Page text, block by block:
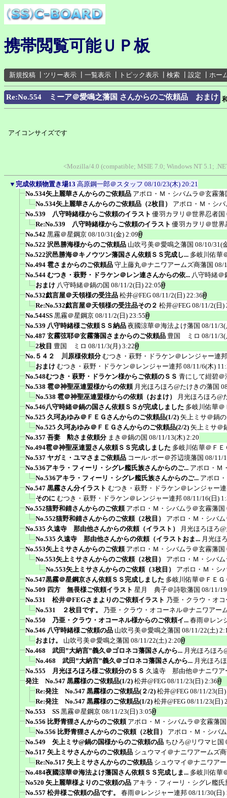
携帯閲覧可能ＵＰ板
新規投稿 ツリー表示 一覧表示 トピック表示 検索 設定 ホー
Re:No.554 ミーア＠愛鳴之藩国 さんからのご依頼品 おまけ
アイコンサイズです
<Mozilla/4.0 (compatible; MSIE 7.0; Windows NT 5.1;
▼ 完成依頼物置き場13 高原鋼一郎＠スタッフ 08/10/23(木) 20:21
No.534矢上麗華さんからのご依頼品 アポロ・Ｍ・シバムラ＠玄霧藩
No.534矢上麗華さんからのご依頼品（2枚目）
アポロ・Ｍ・シ
No.539 八守時緒様からご依頼のイラスト 優羽カヲリ＠世界忍者国
Re:No.539 八守時緒様からご依頼のイラスト 優羽カヲリ＠世界
No.542 黒霧＠星鋼京 08/10/31(金) 2:09
No.522 沢邑勝海様からのご依頼品 山吹弓美＠愛鳴之藩国 08/10/31(
No.522沢邑勝海＠キノウツン藩国さん依頼ＳＳ完成し... 多岐川佑華
No.494 雹さまからのご依頼品 守上藤丸＠ナニワアームズ商藩国 08/
No.544 むつき・萩野・ドラケン＠レン連さんからの依... 八守時緒＠
おまけ 八守時緒＠鍋の国 08/11/2(日) 22:05
No.532戯言屋＠天領様の受注品 松井@FEG 08/11/2(日) 22:36
Re:No.532戯言屋＠天領様の受注品その２ 松井@FEG 08/11/2(日)
No.544SS 黒霧＠星鋼京 08/11/2(日) 23:55
No.539 八守時緒様ご依頼ＳＳ納品 夜國涼華＠海法よけ藩国 08/11/3(
No.487 玄霧弦耶＠玄霧藩国さまからのご依頼品 豊国 ミロ 08/11/3(
2枚目 豊国 ミロ 08/11/3(月) 3:22
No.５４２ 川原様依頼分 むつき・萩野・ドラケン＠レンジャー連邦
おまけ むつき・萩野・ドラケン＠レンジャー連邦 08/11/6(木)
No.548むつき・萩野・ドラケン様からご依頼のＳＳ 青にして紺碧＠
No.538 雹＠神聖巫連盟様からの依頼 月光ほろほろ@たけきの藩国
No.538 雹＠神聖巫連盟様からの依頼（おまけ）
月光ほろほろ@
No.546八守時緒＠鍋の国さん依頼ＳＳが完成しました 多岐川佑華＠
No.525 久珂あゆみ＠ＦＥＧさんからのご依頼品(1/2) 矢上ミサ＠鍋
No.525 久珂あゆみ＠ＦＥＧさんからのご依頼品(2/2) 矢上ミサ＠
No.357 吾妻 勲さま依頼分 まき＠鍋の国 08/11/13(木) 2:20
No.494雹＠神聖巫連盟さん依頼ＳＳ完成しました 多岐川佑華＠ＦＥ
No.537 ヤガミ・ユマさまご依頼品 コール･ポー＠芥辺境藩国 08/11/
No.536アキラ・フィーリ・シグレ艦氏族さんからのご... アポロ・Ｍ
No.536アキラ・フィーリ・シグレ艦氏族さんからのご... アポロ
No.547 黒霧さん分イラスト むつき・萩野・ドラケン＠レンジャー
そのに むつき・萩野・ドラケン＠レンジャー連邦 08/11/16(日)
No.552猫野和錆さんからのご依頼 アポロ・Ｍ・シバムラ＠玄霧藩国
No.552猫野和錆さんからのご依頼（2枚目）
アポロ・Ｍ・シバ
No.535 久遠寺 那由他さんからの依頼（イラスト）
月光ほろほろ
No.535 久遠寺 那由他さんからの依頼（イラストおま... 月光ほ
No.553矢上ミサさんからのご依頼 アポロ・Ｍ・シバムラ＠玄霧藩国
No.553矢上ミサさんからのご依頼（2枚目）
アポロ・Ｍ・シバ
No.553矢上ミサさんからのご依頼（3枚目）
アポロ・Ｍ・シ
No.547黒霧＠星鋼京さん依頼ＳＳ完成しました 多岐川佑華＠ＦＥＧ
No.509 四方 無畏様ご依頼イラスト 星月 典子＠詩歌藩国 08/11/
No.531 松井＠FEGさまよりのご依頼イラスト 乃亜・クラウ・オ
No.531 ２枚目です。
乃亜・クラウ・オコーネル＠ナニワアー
No.550 乃亜・クラウ・オコーネル様からのご依頼イ... 春雨＠レン
No.546 八守時緒様ご依頼の品 山吹弓美＠愛鳴之藩国 08/11/22(土)
おまけ。
山吹弓美＠愛鳴之藩国 08/11/22(土) 2:20
No.468 武田”大納言”義久＠ゴロネコ藩国さんから... 月光ほろほろ
No.468 武田”大納言”義久＠ゴロネコ藩国さんから... 月光ほろ
No.555 月光ほろほろ様ご依頼分のＳＳ 久遠寺 那由他＠ナニワア
発注 No.547 黒霧様のご依頼品(1/2) 松井@FEG 08/11/23(日) 2:36
Re:発注 No.547 黒霧様のご依頼品(２/2) 松井@FEG 08/11/23(日
Re:発注 No.547 黒霧様のご依頼品(1/2) 松井@FEG 08/11/23(日)
No.553 SS 黒霧＠星鋼京 08/11/23(日) 3:05
No.556 比野青狸さんからのご依頼 アポロ・Ｍ・シバムラ＠玄霧藩国
No.556 比野青狸さんからのご依頼（2枚目）
アポロ・Ｍ・シバ
No.549 矢上ミサ@鍋の国様からのご依頼の品 ちひろ@リワマヒ国
No.517 矢上ミサさんからのご依頼品 シュウマイ＠ナニワアームズ
Re:No.517 矢上ミサさんからのご依頼品 シュウマイ＠ナニワア
No.484夜國涼華＠海法よけ藩国さん依頼ＳＳ完成しま... 多岐川佑華
No520 矢上麗華様よりのご依頼の品 アキラ・フィーリ・シグレ艦氏
No.557 松井様ご依頼の品です。
春雨＠レンジャー連邦 08/11/30(日)